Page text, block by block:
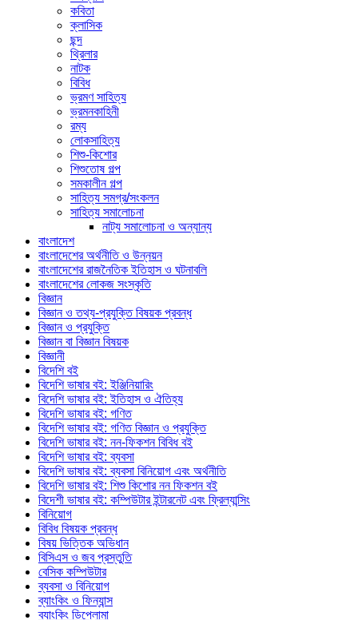
কবিতা
ক্লাসিক
ছন্দ
থ্রিলার
নাটক
বিবিধ
ভ্রমণ সাহিত্য
ভ্রমনকাহিনী
রম্য
লোকসাহিত্য
শিশু-কিশোর
শিশুতোষ গল্প
সমকালীন গল্প
সাহিত্য সমগ্র/সংকলন
সাহিত্য সমালোচনা
নাট্য সমালোচনা ও অন্যান্য
বাংলাদেশ
বাংলাদেশের অর্থনীতি ও উন্নয়ন
বাংলাদেশের রাজনৈতিক ইতিহাস ও ঘটনাবলি
বাংলাদেশের লোকজ সংস্কৃতি
বিজ্ঞান
বিজ্ঞান ও তথ্য-প্রযুক্তি বিষয়ক প্রবন্ধ
বিজ্ঞান ও প্রযুক্তি
বিজ্ঞান বা বিজ্ঞান বিষয়ক
বিজ্ঞানী
বিদেশি বই
বিদেশি ভাষার বই: ইঞ্জিনিয়ারিং
বিদেশি ভাষার বই: ইতিহাস ও ঐতিহ্য
বিদেশি ভাষার বই: গণিত
বিদেশি ভাষার বই: গণিত বিজ্ঞান ও প্রযুক্তি
বিদেশি ভাষার বই: নন-ফিকশন বিবিধ বই
বিদেশি ভাষার বই: ব্যবসা
বিদেশি ভাষার বই: ব্যবসা বিনিয়োগ এবং অর্থনীতি
বিদেশি ভাষার বই: শিশু কিশোর নন ফিকশন বই
বিদেশী ভাষার বই: কম্পিউটার ইন্টারনেট এবং ফ্রিল্যান্সিং
বিনিয়োগ
বিবিধ বিষয়ক প্রবন্ধ
বিষয় ভিত্তিক অভিধান
বিসিএস ও জব প্রস্তুতি
বেসিক কম্পিউটার
ব্যবসা ও বিনিয়োগ
ব্যাংকিং ও ফিন্যান্স
ব্যাংকিং ডিপ্লোমা